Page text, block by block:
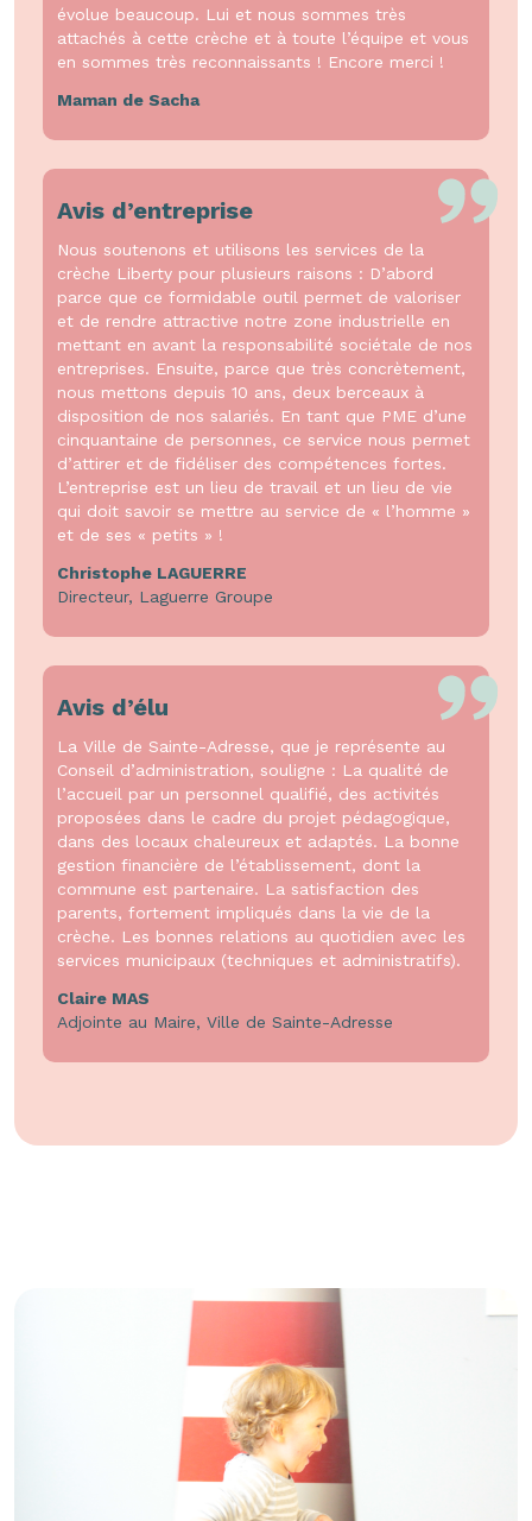
évolue beaucoup. Lui et nous sommes très
attachés à cette crèche et à toute l’équipe et vous
en sommes très reconnaissants ! Encore merci !
Maman de Sacha
Avis d’entreprise
Nous soutenons et utilisons les services de la
crèche Liberty pour plusieurs raisons : D’abord
parce que ce formidable outil permet de valoriser
et de rendre attractive notre zone industrielle en
mettant en avant la responsabilité sociétale de nos
entreprises. Ensuite, parce que très concrètement,
nous mettons depuis 10 ans, deux berceaux à
disposition de nos salariés. En tant que PME d’une
cinquantaine de personnes, ce service nous permet
d’attirer et de fidéliser des compétences fortes.
L’entreprise est un lieu de travail et un lieu de vie
qui doit savoir se mettre au service de « l’homme »
et de ses « petits » !
Christophe LAGUERRE
Directeur, Laguerre Groupe
Avis d’élu
La Ville de Sainte-Adresse, que je représente au
Conseil d’administration, souligne : La qualité de
l’accueil par un personnel qualifié, des activités
proposées dans le cadre du projet pédagogique,
dans des locaux chaleureux et adaptés. La bonne
gestion financière de l’établissement, dont la
commune est partenaire. La satisfaction des
parents, fortement impliqués dans la vie de la
crèche. Les bonnes relations au quotidien avec les
services municipaux (techniques et administratifs).
Claire MAS
Adjointe au Maire, Ville de Sainte-Adresse